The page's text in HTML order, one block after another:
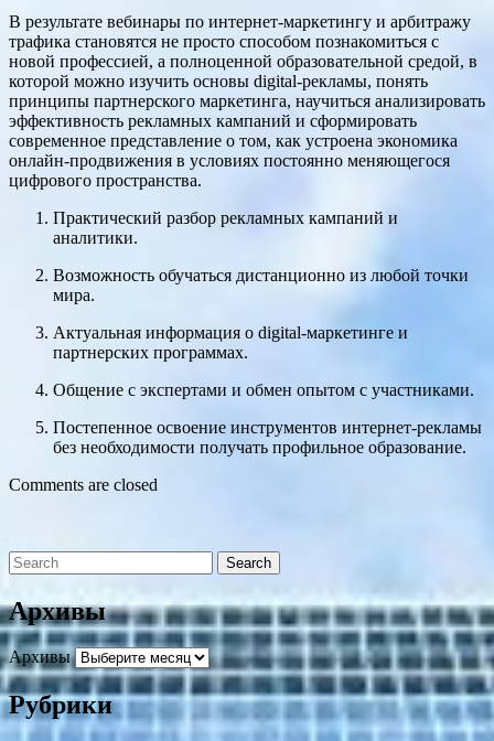
В результате вебинары по интернет-маркетингу и арбитражу
трафика становятся не просто способом познакомиться с
новой профессией, а полноценной образовательной средой, в
которой можно изучить основы digital-рекламы, понять
принципы партнерского маркетинга, научиться анализировать
эффективность рекламных кампаний и сформировать
современное представление о том, как устроена экономика
онлайн-продвижения в условиях постоянно меняющегося
цифрового пространства.
Практический разбор рекламных кампаний и
аналитики.
Возможность обучаться дистанционно из любой точки
мира.
Актуальная информация о digital-маркетинге и
партнерских программах.
Общение с экспертами и обмен опытом с участниками.
Постепенное освоение инструментов интернет-рекламы
без необходимости получать профильное образование.
Comments are closed
Архивы
Архивы
Рубрики